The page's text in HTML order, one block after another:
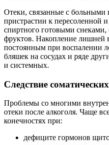
Отеки, связанные с больными
пристрастии к пересоленной
спиртного готовыми снеками,
фруктов. Накопление лишней
постоянным при воспалении
бляшек на сосудах и ряде
и системных.
Следствие
Проблемы со многими
отеки после алкоголя. Чаще
конечностях при:
дефиците гормонов